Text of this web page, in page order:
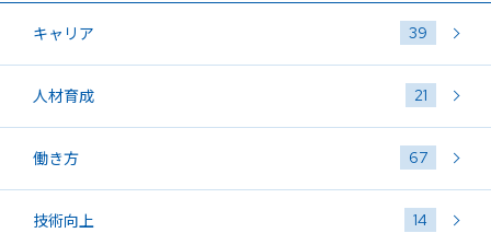
キャリア 39
人材育成 21
働き方 67
技術向上 14